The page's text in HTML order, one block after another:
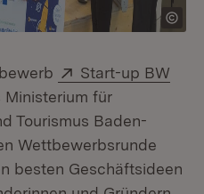
Extern:
Start-up BW
Fenster)
Ministerium für
Tourismus Baden-
Wettbewerbsrunde
besten Geschäftsideen